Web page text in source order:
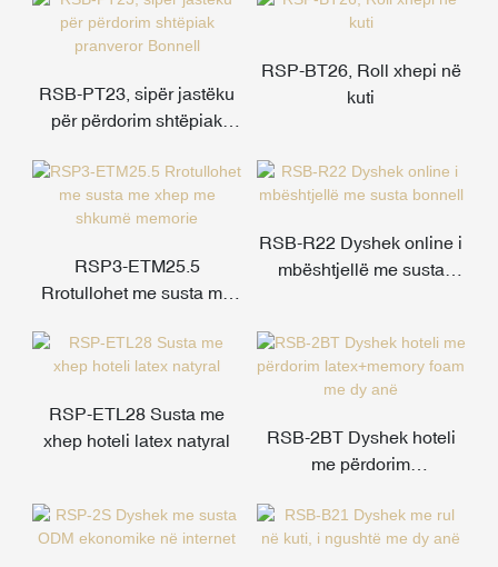
RSB-PT23, sipër jastëku
për përdorim shtëpiak
RSP-BT26, Roll xhepi në
kuti
RSP3-ETM25.5
Rrotullohet me susta me
RSB-R22 Dyshek online i
mbështjellë me susta
RSP-ETL28 Susta me
xhep hoteli latex natyral
RSB-2BT Dyshek hoteli
me përdorim
anë